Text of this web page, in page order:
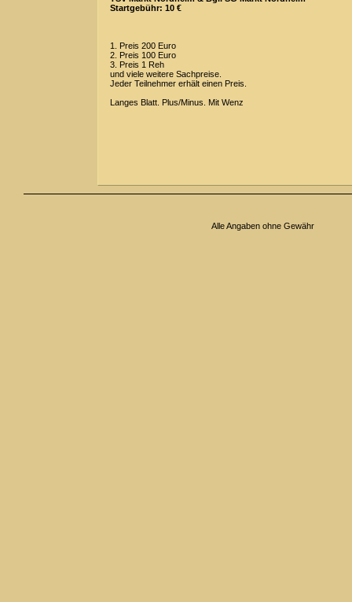
Startgebühr: 10 €
1. Preis 200 Euro
2. Preis 100 Euro
3. Preis 1 Reh
und viele weitere Sachpreise.
Jeder Teilnehmer erhält einen Preis.
Langes Blatt. Plus/Minus. Mit Wenz
Alle Angaben ohne Gewähr